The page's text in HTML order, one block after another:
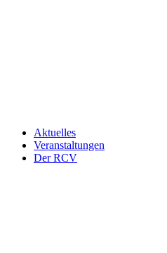
Aktuelles
Veranstaltungen
Der RCV